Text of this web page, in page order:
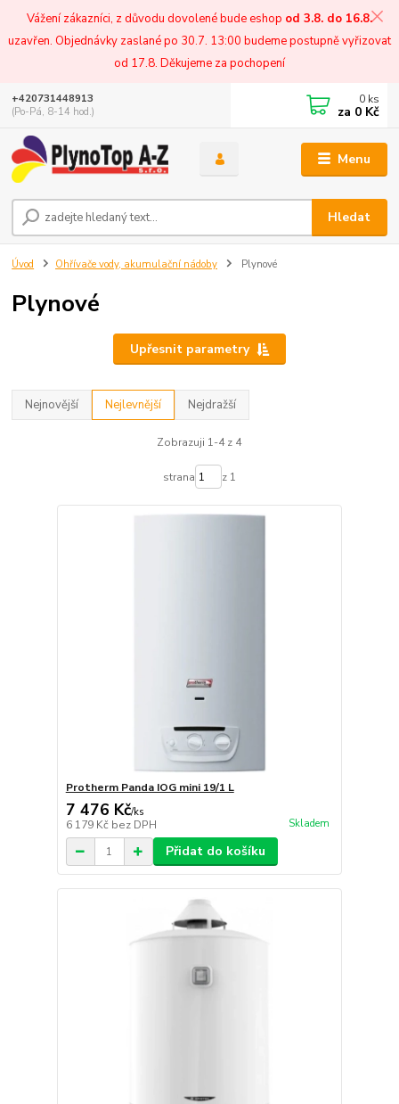
Vážení zákazníci, z důvodu dovolené bude eshop od 3.8. do 16.8.
uzavřen. Objednávky zaslané po 30.7. 13:00 budeme postupně vyřizovat
od 17.8. Děkujeme za pochopení
Menu
Hledat
+420731448913
(Po-Pá, 8-14 hod.)
0 ks
za 0 Kč
Úvod Ohřívače vody, akumulační nádoby Plynové
Plynové
Upřesnit parametry
Nejnovější Nejlevnější Nejdražší
Zobrazuji 1-4 z 4
strana z 1
Protherm Panda IOG mini 19/1 L
7 476 Kč/ks
6 179 Kč bez DPH Skladem
Přidat do košíku